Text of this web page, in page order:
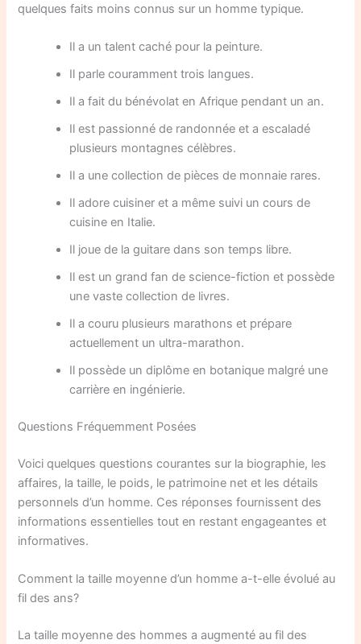
quelques faits moins connus sur un homme typique.
Il a un talent caché pour la peinture.
Il parle couramment trois langues.
Il a fait du bénévolat en Afrique pendant un an.
Il est passionné de randonnée et a escaladé
plusieurs montagnes célèbres.
Il a une collection de pièces de monnaie rares.
Il adore cuisiner et a même suivi un cours de
cuisine en Italie.
Il joue de la guitare dans son temps libre.
Il est un grand fan de science-fiction et possède
une vaste collection de livres.
Il a couru plusieurs marathons et prépare
actuellement un ultra-marathon.
Il possède un diplôme en botanique malgré une
carrière en ingénierie.
Questions Fréquemment Posées
Voici quelques questions courantes sur la biographie, les
affaires, la taille, le poids, le patrimoine net et les détails
personnels d’un homme. Ces réponses fournissent des
informations essentielles tout en restant engageantes et
informatives.
Comment la taille moyenne d’un homme a-t-elle évolué au
fil des ans?
La taille moyenne des hommes a augmenté au fil des